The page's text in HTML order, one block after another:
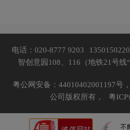
电话：020-8777 9203
智创意园108、116（地铁21号线
粤公网安备：44010402001197号，
公司版权所有，
粤ICP